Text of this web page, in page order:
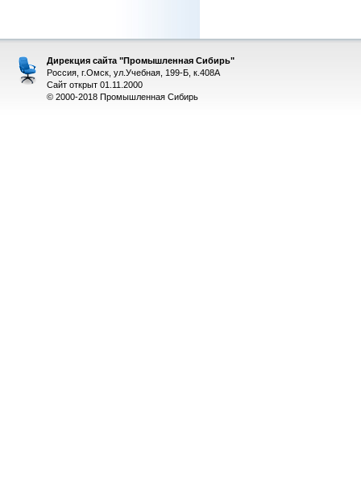
Дирекция сайта "Промышленная Сибирь"
Россия, г.Омск, ул.Учебная, 199-Б, к.408А
Сайт открыт 01.11.2000
© 2000-2018 Промышленная Сибирь